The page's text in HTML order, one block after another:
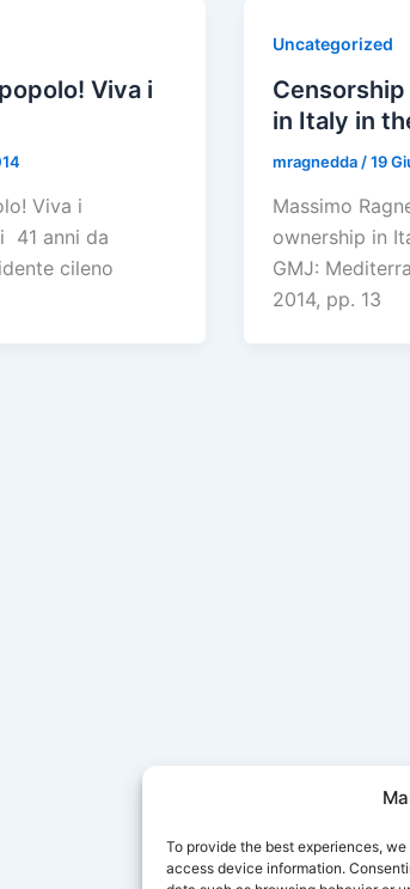
To provide the best experiences,
access device information.
Viva i
Viva i
41 anni da
cileno
Uncategorized
in Italy in
mragnedda /19
Massimo
ownership in
GMJ:
2014, pp. 13